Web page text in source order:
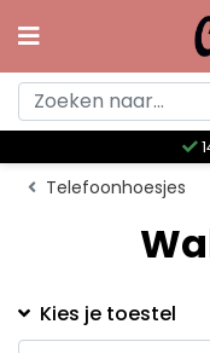
Telefoonhoesjes
Kies je toestel